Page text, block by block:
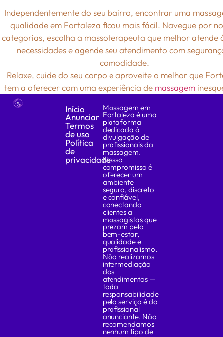
Independentemente do seu bairro, encontrar uma
qualidade em Fortaleza ficou mais fácil. Navegue por
categorias, escolha a massoterapeuta que melhor atende
necessidades e agende seu atendimento com
comodidade.
Relaxe, cuide do seu corpo e aproveite o melhor que
tem a oferecer com uma experiência de massagem
Início
Anunciar
Termos
de uso
Política
de
privacidade
Massagem em
Fortaleza é uma
plataforma
dedicada à
divulgação de
profissionais da
massagem.
Nosso
compromisso é
oferecer um
ambiente
seguro, discreto
e confiável,
conectando
clientes a
massagistas que
prezam pelo
bem-estar,
qualidade e
profissionalismo.
Não realizamos
intermediação
dos
atendimentos —
toda
responsabilidade
pelo serviço é do
profissional
anunciante. Não
recomendamos
nenhum tipo de